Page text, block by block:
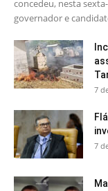
concedeu, nesta
governador e
7
7